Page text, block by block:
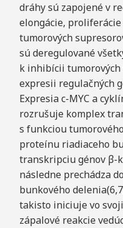
dráhy sú zapojené v
elongácie,
tumorových
sú deregulované
k inhibícii tumorových
expresii regulačných
Expresia c-MYC a
rozrušuje komplex
s funkciou
proteínu riadiaceho
transkripciu génov β-
následne prechádza
bunkového
takisto iniciuje vo
zápalové reakcie